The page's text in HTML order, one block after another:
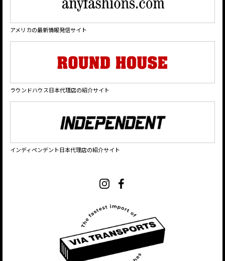
アメリカの最新情報発信サイト
ラウンドハウス日本代理店の紹介サイト
インディペンデント日本代理店の紹介サイト